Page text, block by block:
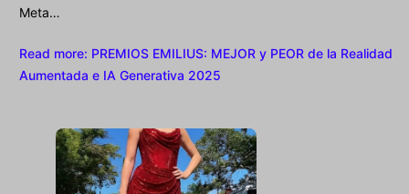
Meta…
Read more: PREMIOS EMILIUS: MEJOR y PEOR de la Realidad
Aumentada e IA Generativa 2025